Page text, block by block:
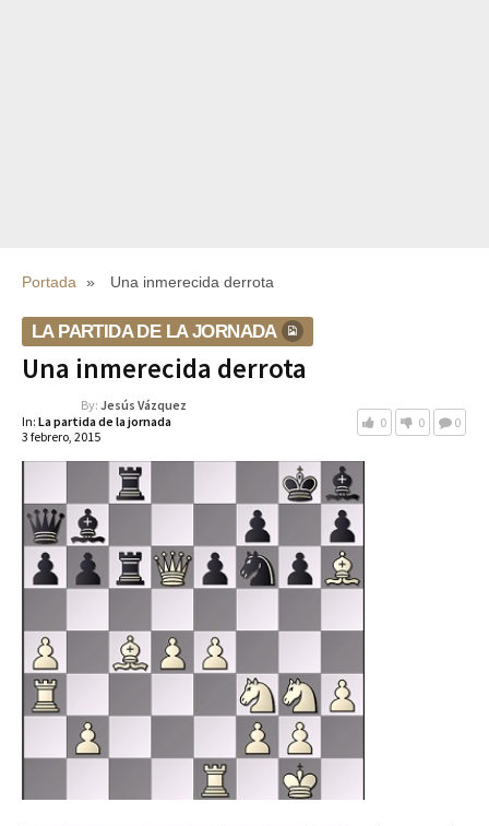
Portada » Una inmerecida derrota
LA PARTIDA DE LA JORNADA
Una inmerecida derrota
By: Jesús Vázquez
In: La partida de la jornada
3 febrero, 2015
0 0 0